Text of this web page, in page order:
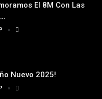
El 8M Con Las
Nuevo 2025!